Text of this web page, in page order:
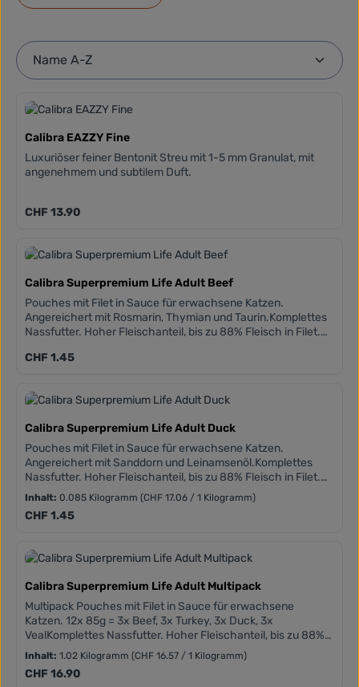
Calibra EAZZY Fine
Luxuriöser feiner Bentonit Streu mit 1-5 mm Granulat, mit
angenehmem und subtilem Duft.
Regulärer Preis:
CHF 13.90
Calibra Superpremium Life Adult Beef
Pouches mit Filet in Sauce für erwachsene Katzen.
Angereichert mit Rosmarin, Thymian und Taurin.Komplettes
Nassfutter. Hoher Fleischanteil, bis zu 88% Fleisch in Filet.
Frei von Weizen, Mais, Soja und gentechnisch veränderte
Regulärer Preis:
CHF 1.45
Calibra Superpremium Life Adult Duck
Pouches mit Filet in Sauce für erwachsene Katzen.
Angereichert mit Sanddorn und Leinamsenöl.Komplettes
Nassfutter. Hoher Fleischanteil, bis zu 88% Fleisch in Filet.
Getreidefreie Zusammensetzungen. Hinzugefügtes Taurin.
Frei von Weizen, Mais, Soja und gentechnisch veränderte
Organismen.
Inhalt:0.085 Kilogramm(CHF 17.06 / 1 Kilogramm)
Regulärer Preis:
CHF 1.45
Calibra Superpremium Life Adult Multipack
Multipack Pouches mit Filet in Sauce für erwachsene
Katzen. 12x 85g = 3x Beef, 3x Turkey, 3x Duck, 3x
VealKomplettes Nassfutter. Hoher Fleischanteil, bis zu 88%
Fleisch in Filet. Getreidefreie Zusammensetzungen.
Hinzugefügtes Taurin. Frei von Weizen, Mais, Soja und
gentechnisch veränderte Organismen.
Inhalt:1.02 Kilogramm(CHF 16.57 / 1 Kilogramm)
Regulärer Preis:
CHF 16.90